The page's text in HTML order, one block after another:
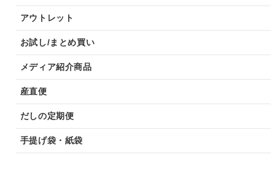
アウトレット
お試し/まとめ買い
メディア紹介商品
産直便
だしの定期便
手提げ袋・紙袋